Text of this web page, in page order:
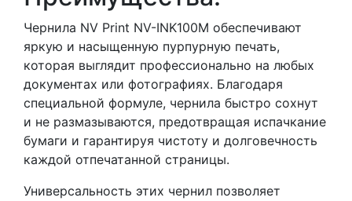
Чернила NV Print NV-INK100M обеспечивают
яркую и насыщенную пурпурную печать,
которая выглядит профессионально на любых
документах или фотографиях. Благодаря
специальной формуле, чернила быстро сохнут
и не размазываются, предотвращая испачкание
бумаги и гарантируя чистоту и долговечность
каждой отпечатанной страницы.
Универсальность этих чернил позволяет